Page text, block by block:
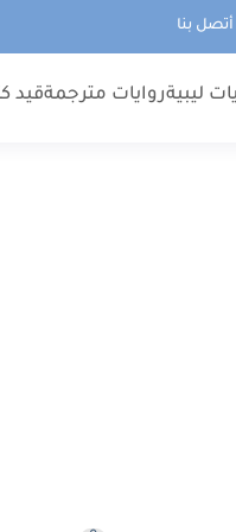
أتصل بنا
ليبيةروايات مترجمةقيد